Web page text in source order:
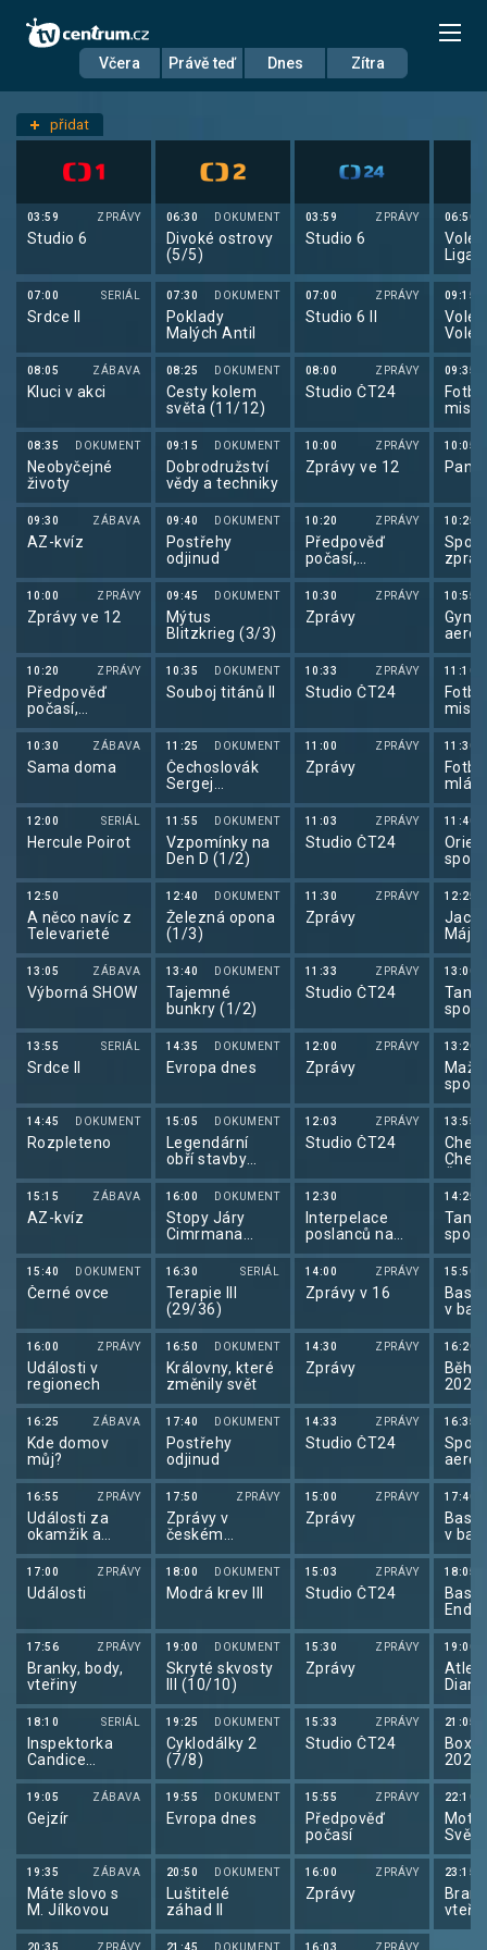
Včera Právě teď Dnes Zítra
Datum
Nastavení stanic
přidat
03:59 ZPRÁVY
Studio 6
07:00 SERIÁL
Srdce II
08:05 ZÁBAVA
Kluci v akci
08:35 DOKUMENT
Neobyčejné
životy
09:30 ZÁBAVA
AZ-kvíz
10:00 ZPRÁVY
Zprávy ve 12
10:20 ZPRÁVY
Předpověď
počasí,
Sportovní
zprávy,
Události v
regionech plus
10:30 ZÁBAVA
Sama doma
12:00 SERIÁL
Hercule Poirot
12:50
A něco navíc z
Televarieté
13:05 ZÁBAVA
Výborná SHOW
13:55 SERIÁL
Srdce II
14:45 DOKUMENT
Rozpleteno
15:15 ZÁBAVA
AZ-kvíz
15:40 DOKUMENT
Černé ovce
16:00 ZPRÁVY
Události v
regionech
16:25 ZÁBAVA
Kde domov
můj?
16:55 ZPRÁVY
Události za
okamžik a
počasí
17:00 ZPRÁVY
Události
17:56 ZPRÁVY
Branky, body,
vteřiny
18:10 SERIÁL
Inspektorka
Candice
Renoirová VIII
19:05 ZÁBAVA
Gejzír
19:35 ZÁBAVA
Máte slovo s
M. Jílkovou
20:35 ZPRÁVY
06:30 DOKUMENT
Divoké ostrovy
(5/5)
07:30 DOKUMENT
Poklady
Malých Antil
08:25 DOKUMENT
Cesty kolem
světa (11/12)
09:15 DOKUMENT
Dobrodružství
vědy a techniky
09:40 DOKUMENT
Postřehy
odjinud
09:45 DOKUMENT
Mýtus
Blitzkrieg (3/3)
10:35 DOKUMENT
Souboj titánů II
11:25 DOKUMENT
Čechoslovák
Sergej
Vojcechovský
11:55 DOKUMENT
Vzpomínky na
Den D (1/2)
12:40 DOKUMENT
Železná opona
(1/3)
13:40 DOKUMENT
Tajemné
bunkry (1/2)
14:35 DOKUMENT
Evropa dnes
15:05 DOKUMENT
Legendární
obří stavby
Francie
16:00 DOKUMENT
Stopy Járy
Cimrmana
(3/6)
16:30 SERIÁL
Terapie III
(29/36)
16:50 DOKUMENT
Královny, které
změnily svět
17:40 DOKUMENT
Postřehy
odjinud
17:50 ZPRÁVY
Zprávy v
českém
znakovém
jazyce
18:00 DOKUMENT
Modrá krev III
19:00 DOKUMENT
Skryté skvosty
III (10/10)
19:25 DOKUMENT
Cyklodálky 2
(7/8)
19:55 DOKUMENT
Evropa dnes
20:50 DOKUMENT
Luštitelé
záhad II
21:45 DOKUMENT
03:59 ZPRÁVY
Studio 6
07:00 ZPRÁVY
Studio 6 II
08:00 ZPRÁVY
Studio ČT24
10:00 ZPRÁVY
Zprávy ve 12
10:20 ZPRÁVY
Předpověď
počasí,
sportovní
zprávy
10:30 ZPRÁVY
Zprávy
10:33 ZPRÁVY
Studio ČT24
11:00 ZPRÁVY
Zprávy
11:03 ZPRÁVY
Studio ČT24
11:30 ZPRÁVY
Zprávy
11:33 ZPRÁVY
Studio ČT24
12:00 ZPRÁVY
Zprávy
12:03 ZPRÁVY
Studio ČT24
12:30
Interpelace
poslanců na
předsedu vlády
14:00 ZPRÁVY
Zprávy v 16
14:30 ZPRÁVY
Zprávy
14:33 ZPRÁVY
Studio ČT24
15:00 ZPRÁVY
Zprávy
15:03 ZPRÁVY
Studio ČT24
15:30 ZPRÁVY
Zprávy
15:33 ZPRÁVY
Studio ČT24
15:55 ZPRÁVY
Předpověď
počasí
16:00 ZPRÁVY
Zprávy
16:03 ZPRÁVY
06:50
Liga
žen
09:15
09:35
10:05
10:25
10:55
2026
11:10
11:30
2026
11:40
12:25
2026
13:00
sport
13:20
sport:
ČR
13:55
ČR
14:25
sport
15:50
v
3x3
16:20
Běh:
2026
16:35
17:40
v
3x3
18:05
19:00
liga
21:05
Box:
2026
22:10
Svět
23:15